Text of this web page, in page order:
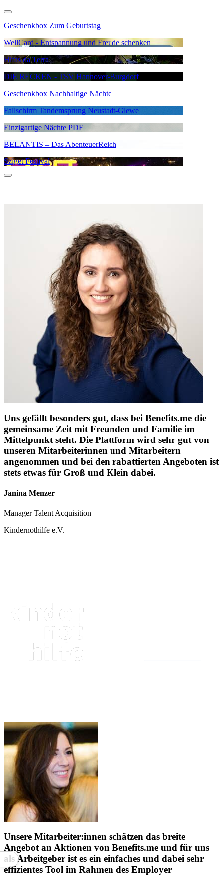
Geschenkbox Zum Geburtstag
WellCard - Entspannung und Freude schenken
Hifas da Terra
DIE RECKEN - TSV Hannover-Burgdorf
Geschenkbox Nachhaltige Nächte
Fallschirm Tandemsprung Neustadt-Glewe
Einzigartige Nächte PDF
BELANTIS – Das AbenteuerReich
Sziget Festival
Uns gefällt besonders gut, dass bei Benefits.me die
gemeinsame Zeit mit Freunden und Familie im
Mittelpunkt steht. Die Plattform wird sehr gut von
unseren Mitarbeiterinnen und Mitarbeitern
angenommen und bei den rabattierten Angeboten ist
stets etwas für Groß und Klein dabei.
Janina Menzer
Manager Talent Acquisition
Kindernothilfe e.V.
Unsere Mitarbeiter:innen schätzen das breite
Angebot an Aktionen von Benefits.me und für uns
als Arbeitgeber ist es ein einfaches und dabei sehr
effizientes Tool im Rahmen des Employer